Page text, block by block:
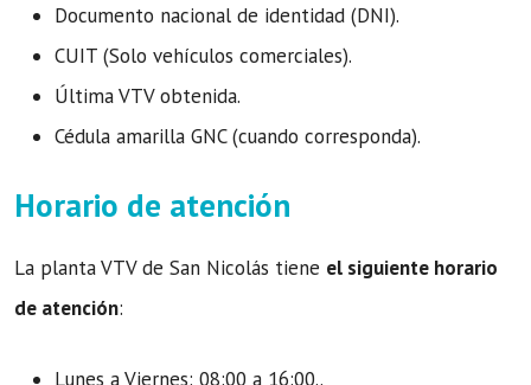
Documento nacional de identidad (DNI).
CUIT (Solo vehículos comerciales).
Última VTV obtenida.
Cédula amarilla GNC (cuando corresponda).
Horario de atención
La planta VTV de San Nicolás tiene el siguiente horario
de atención:
Lunes a Viernes: 08:00 a 16:00..